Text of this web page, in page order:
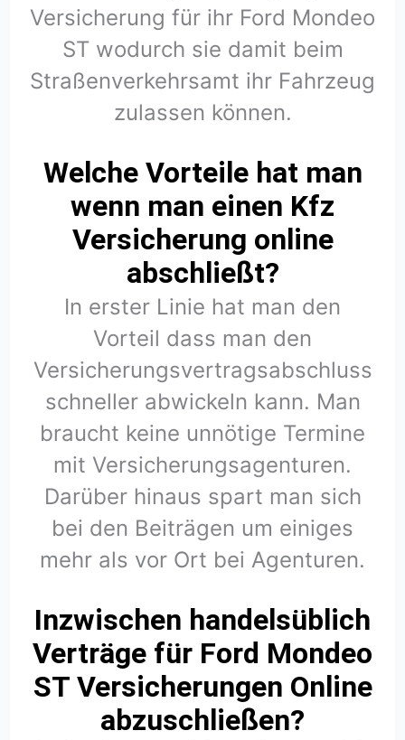
Versicherung für ihr Ford Mondeo
ST wodurch sie damit beim
Straßenverkehrsamt ihr Fahrzeug
zulassen können.
Welche Vorteile hat man
wenn man einen Kfz
Versicherung online
abschließt?
In erster Linie hat man den
Vorteil dass man den
Versicherungsvertragsabschluss
schneller abwickeln kann. Man
braucht keine unnötige Termine
mit Versicherungsagenturen.
Darüber hinaus spart man sich
bei den Beiträgen um einiges
mehr als vor Ort bei Agenturen.
Inzwischen handelsüblich
Verträge für Ford Mondeo
ST Versicherungen Online
abzuschließen?